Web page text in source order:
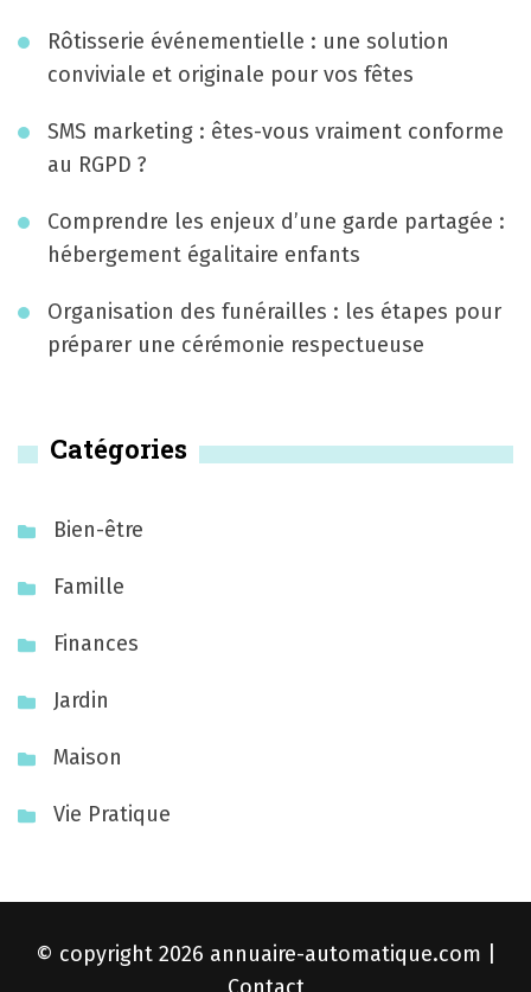
t
o
Rôtisserie événementielle : une solution
conviviale et originale pour vos fêtes
SMS marketing : êtes-vous vraiment conforme
au RGPD ?
Comprendre les enjeux d’une garde partagée :
hébergement égalitaire enfants
Organisation des funérailles : les étapes pour
préparer une cérémonie respectueuse
Catégories
Bien-être
Famille
Finances
Jardin
Maison
Vie Pratique
© copyright 2026 annuaire-automatique.com